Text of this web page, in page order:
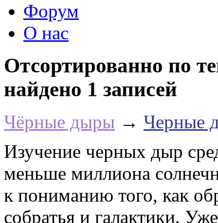
Форум
О нас
Отсортированно по
найдено 1 записей
Чёрные дыры → Черные
Изучение черных дыр
меньше миллиона
к пониманию того, как
собратья и галактики.